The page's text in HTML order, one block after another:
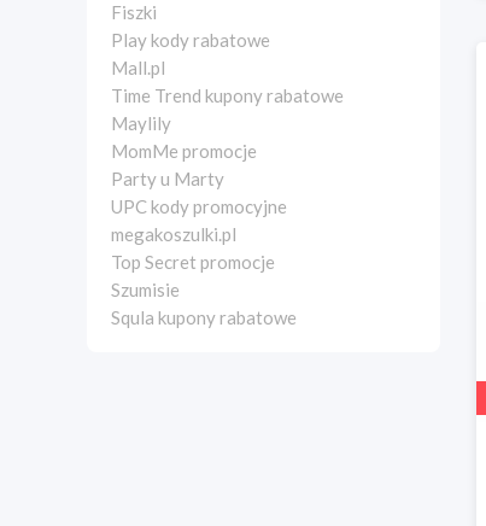
Fiszki
Play kody rabatowe
Mall.pl
Time Trend kupony rabatowe
Maylily
MomMe promocje
Party u Marty
UPC kody promocyjne
megakoszulki.pl
Top Secret promocje
Szumisie
Squla kupony rabatowe